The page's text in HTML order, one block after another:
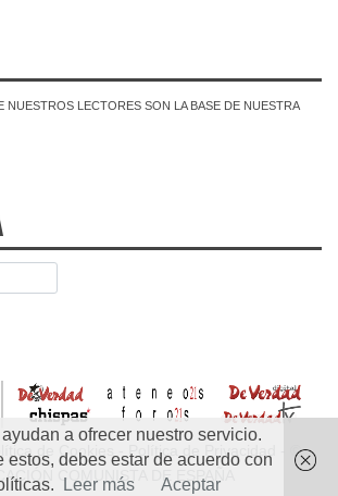
NUESTROS LECTORES SON LA BASE DE NUESTRA
de Cookies Política de Privacidad
- ©
COMUNISTA DE ESPAÑA
a ofrecer nuestro servicio.
estos, debes estar de acuerdo con
Leer más Aceptar